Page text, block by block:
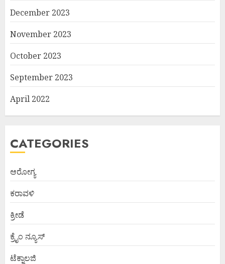
December 2023
November 2023
October 2023
September 2023
April 2022
CATEGORIES
ಆರೋಗ್ಯ
ಕರಾವಳಿ
ಕ್ರೀಡೆ
ಕ್ರೈಂ ನ್ಯೂಸ್
ಟೆಕ್ನಾಲಜಿ